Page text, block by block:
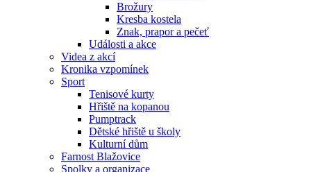
Brožury
Kresba kostela
Znak, prapor a pečeť
Události a akce
Videa z akcí
Kronika vzpomínek
Sport
Tenisové kurty
Hřiště na kopanou
Pumptrack
Dětské hřiště u školy
Kulturní dům
Farnost Blažovice
Spolky a organizace